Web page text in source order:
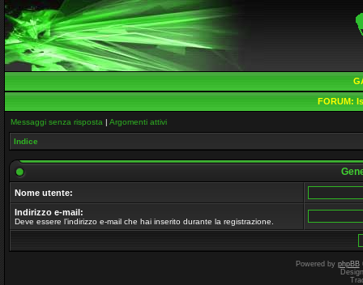
FORUM:
Messaggi senza risposta | Argomenti attivi
Indice
Nome utente:
Indirizzo e-mail:
Deve essere l’indirizzo e-mail che hai inserito durante la registrazione.
Powered by phpBB